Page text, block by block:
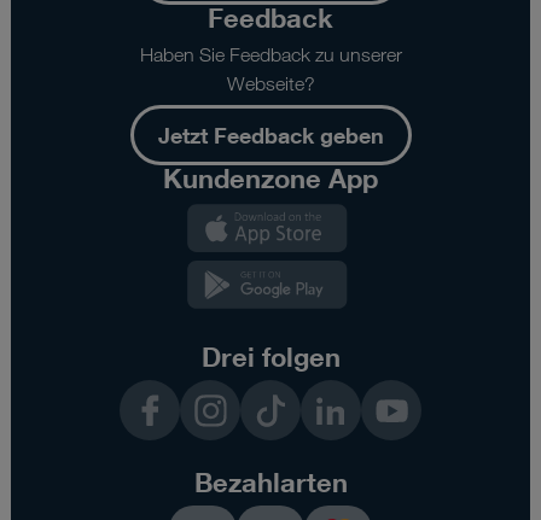
Feedback
Haben Sie Feedback zu unserer
Webseite?
Jetzt Feedback geben
Kundenzone App
Drei folgen
InstagramTikTok LinkedInYouTube
Bezahlarten